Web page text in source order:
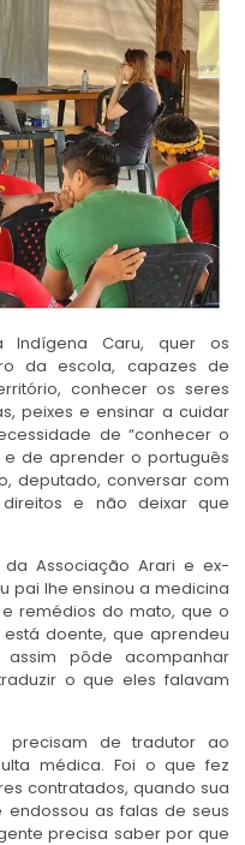
Indígena Caru, quer os
da escola, capazes de
conhecer os seres
peixes e ensinar a cuidar
de “conhecer o
e de aprender o português
deputado, conversar com
e não deixar que
Associação Arari e ex-
pai lhe ensinou a medicina
remédios do mato, que o
doente, que aprendeu
pôde acompanhar
o que eles falavam
precisam de tradutor ao
médica. Foi o que fez
contratados, quando sua
endossou as falas de seus
precisa saber por que